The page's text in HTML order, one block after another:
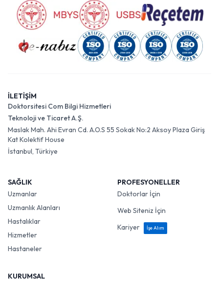
İLETİŞİM
Doktorsitesi Com Bilgi Hizmetleri
Teknoloji ve Ticaret A.Ş.
Maslak Mah. Ahi Evran Cd. A.O.S 55 Sokak No:2 Aksoy Plaza Giriş
Kat Kolektif House
İstanbul, Türkiye
SAĞLIK
Uzmanlar
Uzmanlık Alanları
Hastalıklar
Hizmetler
Hastaneler
PROFESYONELLER
Doktorlar İçin
Web Siteniz İçin
Kariyer
İşe Alım
KURUMSAL